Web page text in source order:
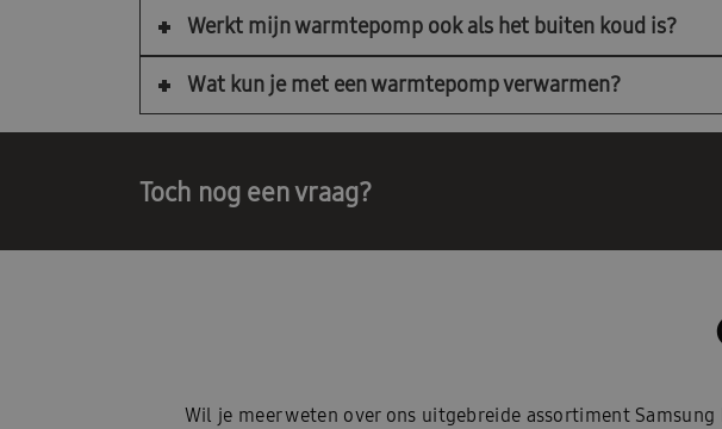
Werkt mijn warmtepomp ook als het buiten koud is?
Wat kun je met een warmtepomp verwarmen?
Toch nog een vraag?
Wil je meer weten over ons uitgebreide assortiment